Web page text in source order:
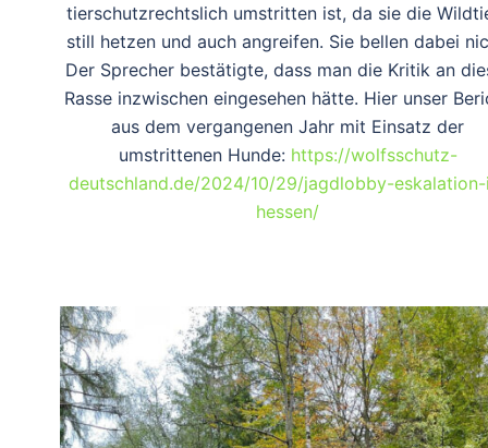
tierschutzrechtslich umstritten ist, da sie die
still hetzen und auch angreifen. Sie bellen dabei
Der Sprecher bestätigte, dass man die Kritik an
Rasse inzwischen eingesehen hätte. Hier unser
aus dem vergangenen Jahr mit Einsatz der
umstrittenen Hunde: https://wolfsschutz-
deutschland.de/2024/10/29/jagdlobby-
hessen/